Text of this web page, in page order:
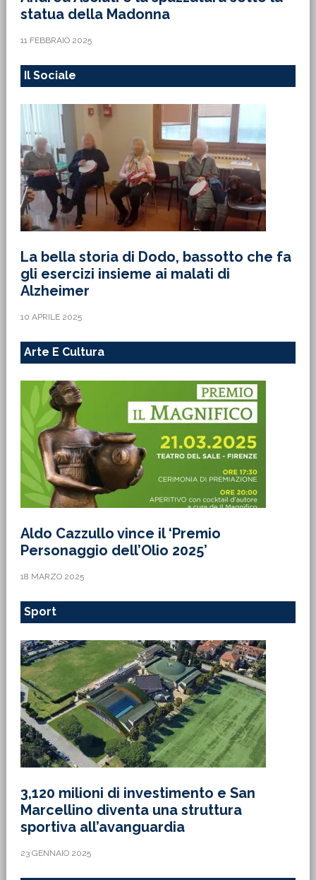
statua della Madonna
11 FEBBRAIO 2025
Il Sociale
La bella storia di Dodo, bassotto che fa
gli esercizi insieme ai malati di
Alzheimer
10 APRILE 2025
Arte E Cultura
Aldo Cazzullo vince il ‘Premio
Personaggio dell’Olio 2025’
18 MARZO 2025
Sport
3,120 milioni di investimento e San
Marcellino diventa una struttura
sportiva all’avanguardia
23 GENNAIO 2025